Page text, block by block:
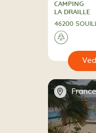
CAMPING
CAMPING
LA DRAILLE
46200
🌲
📍 France